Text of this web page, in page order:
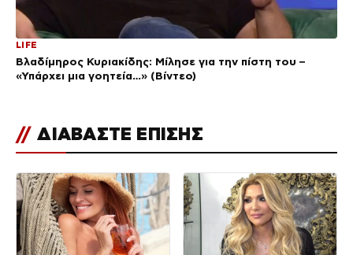
LIFE
Βλαδίμηρος Κυριακίδης: Μίλησε για την πίστη του –
«Υπάρχει μια γοητεία…» (Βίντεο)
// ΔΙΑΒΑΣΤΕ ΕΠΙΣΗΣ